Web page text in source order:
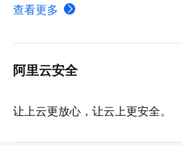
如何开通金融级实人认证服务
查看更多
阿里云安全
让上云更放心，让云上更安全。